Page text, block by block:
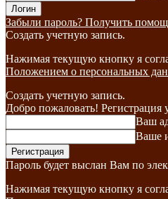
Забыли пароль? Получить
Создать учетную запись.
Нажимая текущую кнопку я
Положением о персональных
Создать учетную запись.
Добро пожаловать! Регистрация
Ваш
Ваше
Пароль будет выслан Вам по
Нажимая текущую кнопку я